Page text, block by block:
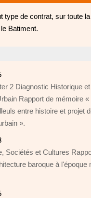
type de contrat, sur toute
Batiment.
2 Diagnostic Historique et
Rapport de mémoire «
entre histoire et projet
».
Sociétés et Cultures
baroque à l'époque